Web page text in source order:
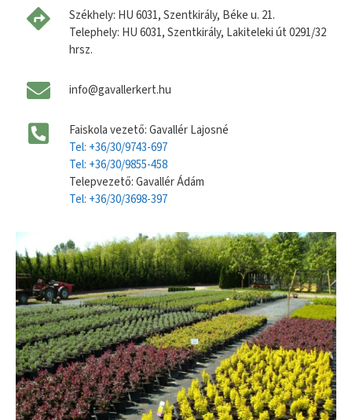
Székhely: HU 6031, Szentkirály, Béke u. 21.
Telephely: HU 6031, Szentkirály, Lakiteleki út 0291/32
hrsz.
info@gavallerkert.hu
Faiskola vezető: Gavallér Lajosné
Tel: +36/30/9743-697
Tel: +36/30/9855-458
Telepvezető: Gavallér Ádám
Tel: +36/30/3698-397